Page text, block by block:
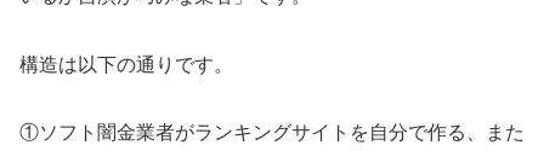
構造は以下の通りです。
①ソフト闇金業者がランキングサイトを自分で作る、また